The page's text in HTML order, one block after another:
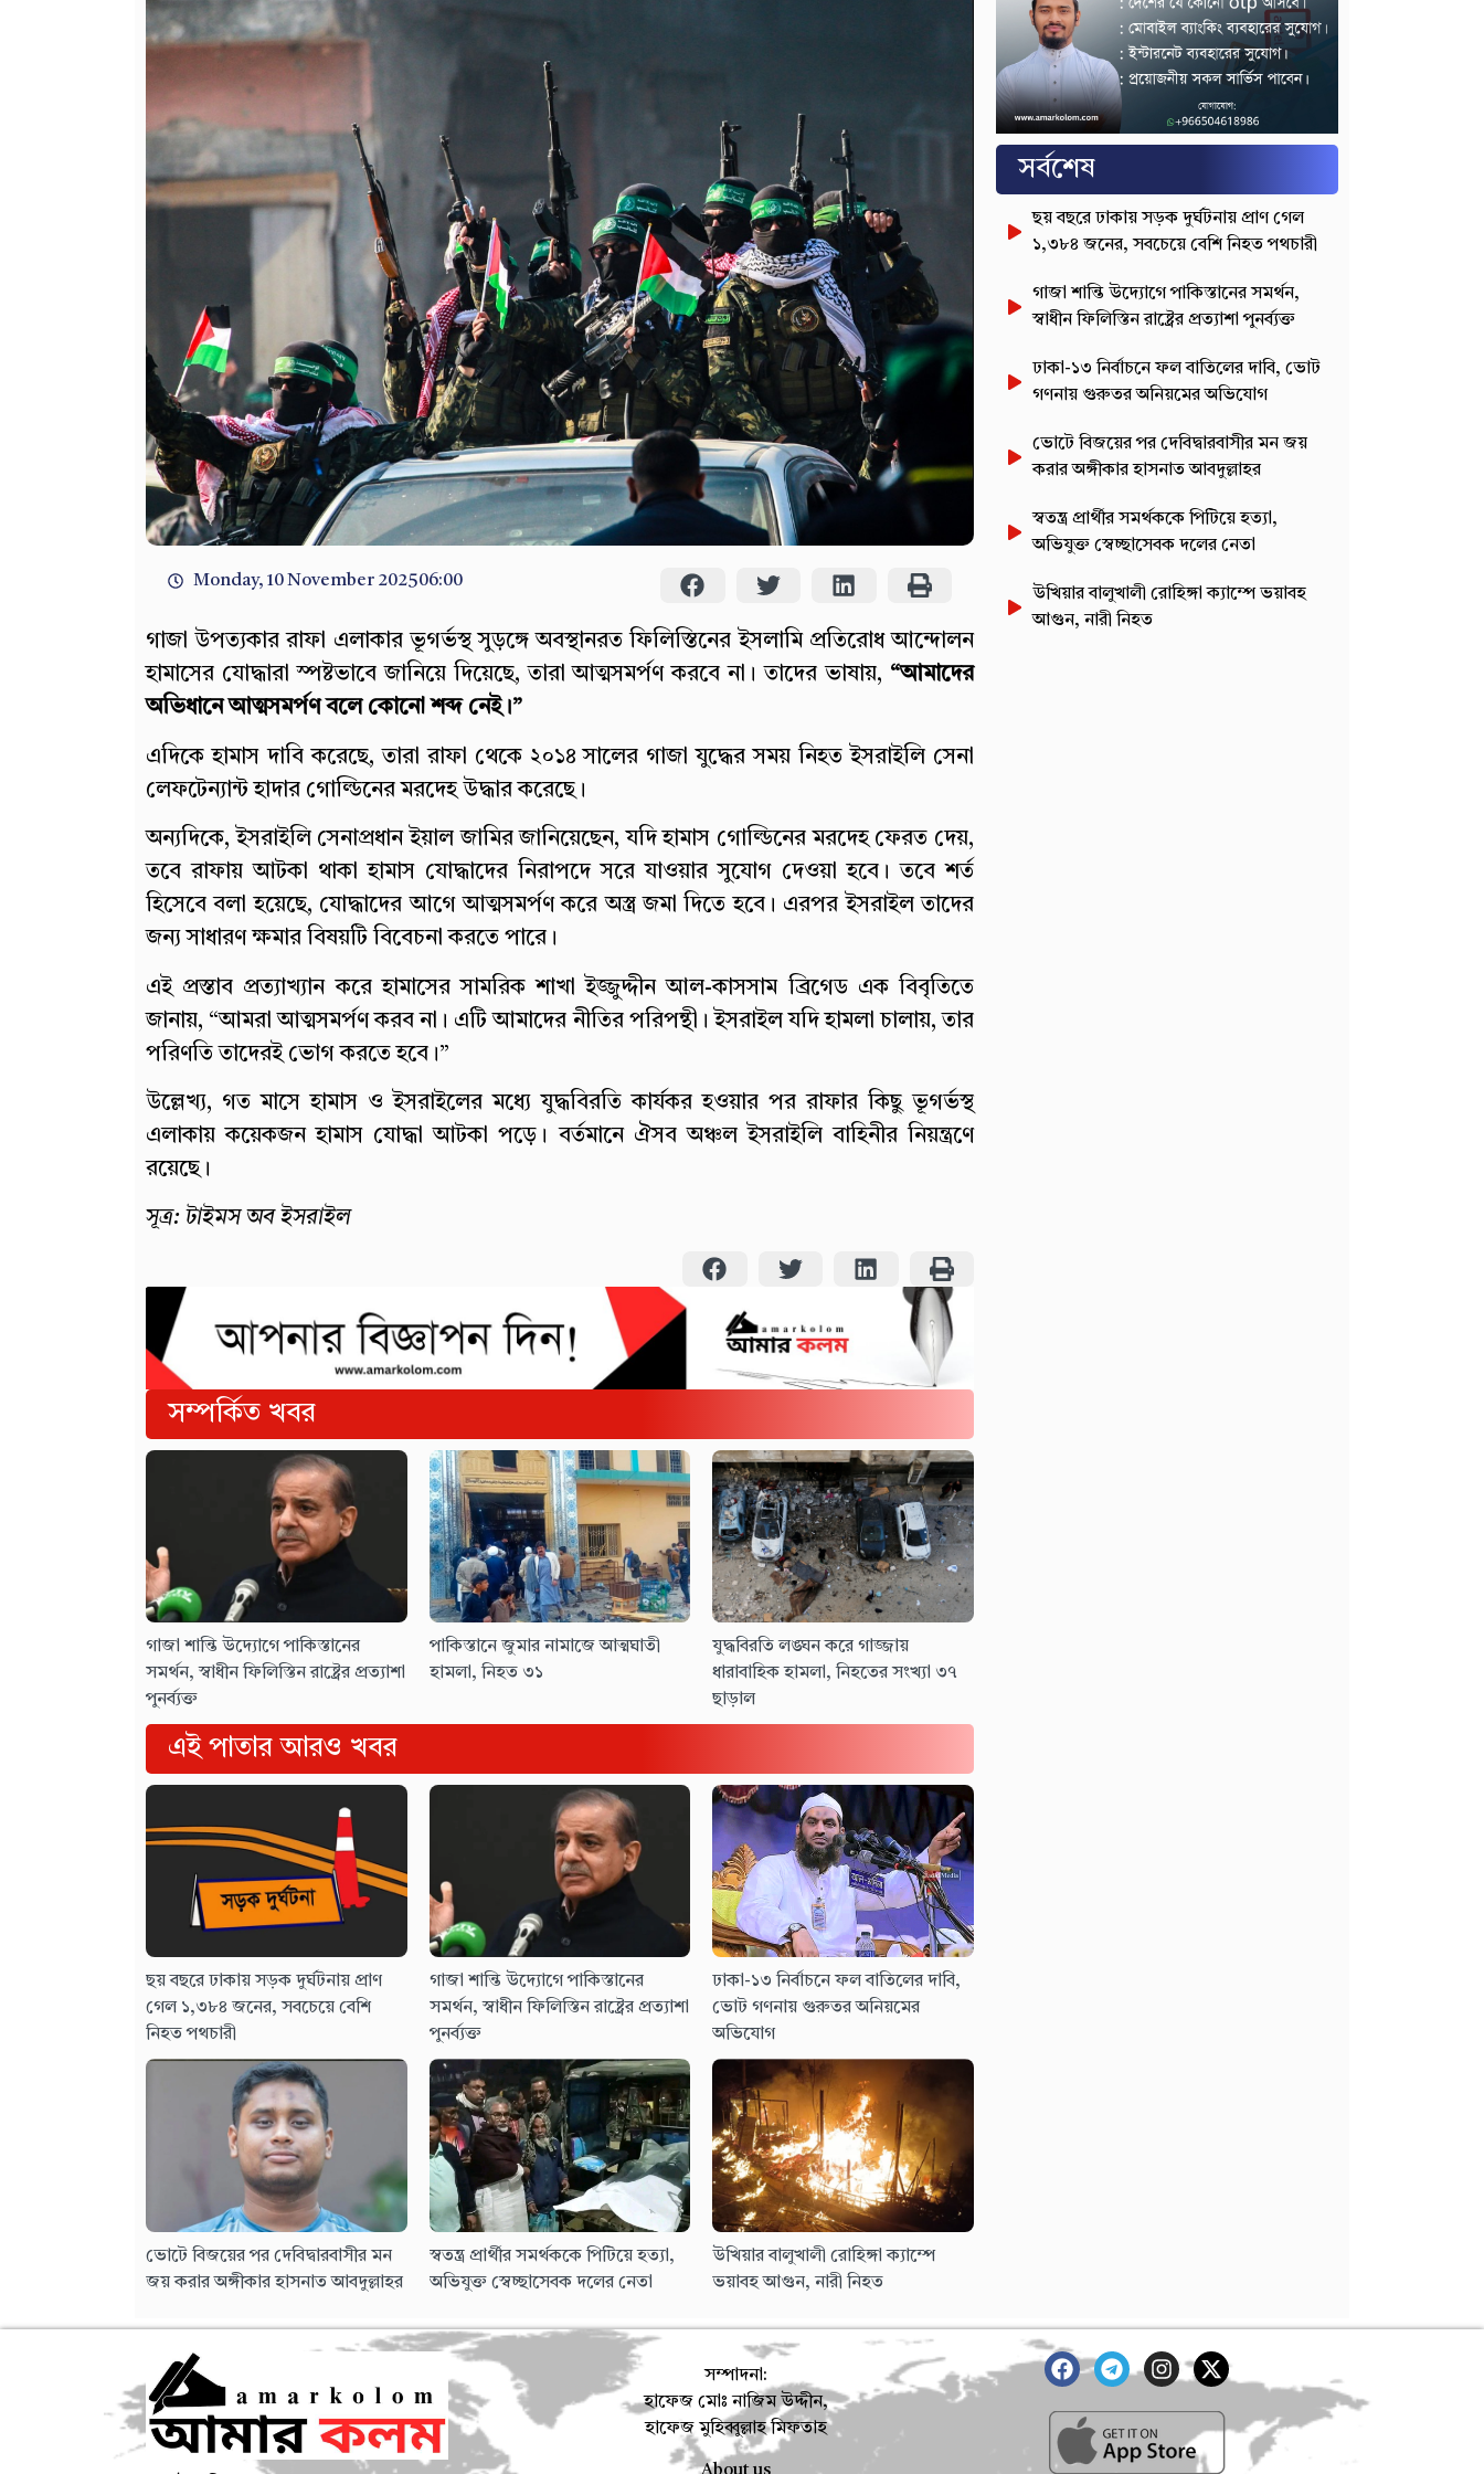
Monday, 10 November 202506:00
গাজা উপত্যকার রাফা এলাকার ভূগর্ভস্থ সুড়ঙ্গে অবস্থানরত ফিলিস্তিনের ইসলামি প্রতিরোধ আন্দোলন
হামাসের যোদ্ধারা স্পষ্টভাবে জানিয়ে দিয়েছে, তারা আত্মসমর্পণ করবে না। তাদের ভাষায়, “আমাদের
অভিধানে আত্মসমর্পণ বলে কোনো শব্দ নেই।”
এদিকে হামাস দাবি করেছে, তারা রাফা থেকে ২০১৪ সালের গাজা যুদ্ধের সময় নিহত ইসরাইলি সেনা
লেফটেন্যান্ট হাদার গোল্ডিনের মরদেহ উদ্ধার করেছে।
অন্যদিকে, ইসরাইলি সেনাপ্রধান ইয়াল জামির জানিয়েছেন, যদি হামাস গোল্ডিনের মরদেহ ফেরত দেয়,
তবে রাফায় আটকা থাকা হামাস যোদ্ধাদের নিরাপদে সরে যাওয়ার সুযোগ দেওয়া হবে। তবে শর্ত
হিসেবে বলা হয়েছে, যোদ্ধাদের আগে আত্মসমর্পণ করে অস্ত্র জমা দিতে হবে। এরপর ইসরাইল তাদের
জন্য সাধারণ ক্ষমার বিষয়টি বিবেচনা করতে পারে।
এই প্রস্তাব প্রত্যাখ্যান করে হামাসের সামরিক শাখা ইজ্জুদ্দীন আল-কাসসাম ব্রিগেড এক বিবৃতিতে
জানায়, “আমরা আত্মসমর্পণ করব না। এটি আমাদের নীতির পরিপন্থী। ইসরাইল যদি হামলা চালায়, তার
পরিণতি তাদেরই ভোগ করতে হবে।”
উল্লেখ্য, গত মাসে হামাস ও ইসরাইলের মধ্যে যুদ্ধবিরতি কার্যকর হওয়ার পর রাফার কিছু ভূগর্ভস্থ
এলাকায় কয়েকজন হামাস যোদ্ধা আটকা পড়ে। বর্তমানে ঐসব অঞ্চল ইসরাইলি বাহিনীর নিয়ন্ত্রণে
রয়েছে।
সূত্র: টাইমস অব ইসরাইল
সম্পর্কিত খবর
গাজা শান্তি উদ্যোগে পাকিস্তানের
সমর্থন, স্বাধীন ফিলিস্তিন রাষ্ট্রের প্রত্যাশা
পুনর্ব্যক্ত
পাকিস্তানে জুমার নামাজে আত্মঘাতী
হামলা, নিহত ৩১
যুদ্ধবিরতি লঙ্ঘন করে গাজ্জায়
ধারাবাহিক হামলা, নিহতের সংখ্যা ৩৭
ছাড়াল
এই পাতার আরও খবর
ছয় বছরে ঢাকায় সড়ক দুর্ঘটনায় প্রাণ
গেল ১,৩৮৪ জনের, সবচেয়ে বেশি
নিহত পথচারী
গাজা শান্তি উদ্যোগে পাকিস্তানের
সমর্থন, স্বাধীন ফিলিস্তিন রাষ্ট্রের প্রত্যাশা
পুনর্ব্যক্ত
ঢাকা-১৩ নির্বাচনে ফল বাতিলের দাবি,
ভোট গণনায় গুরুতর অনিয়মের
অভিযোগ
ভোটে বিজয়ের পর দেবিদ্বারবাসীর মন
জয় করার অঙ্গীকার হাসনাত আবদুল্লাহর
স্বতন্ত্র প্রার্থীর সমর্থককে পিটিয়ে হত্যা,
অভিযুক্ত স্বেচ্ছাসেবক দলের নেতা
উখিয়ার বালুখালী রোহিঙ্গা ক্যাম্পে
ভয়াবহ আগুন, নারী নিহত
সর্বশেষ
ছয় বছরে ঢাকায় সড়ক দুর্ঘটনায় প্রাণ গেল
১,৩৮৪ জনের, সবচেয়ে বেশি নিহত পথচারী
গাজা শান্তি উদ্যোগে পাকিস্তানের সমর্থন,
স্বাধীন ফিলিস্তিন রাষ্ট্রের প্রত্যাশা পুনর্ব্যক্ত
ঢাকা-১৩ নির্বাচনে ফল বাতিলের দাবি, ভোট
গণনায় গুরুতর অনিয়মের অভিযোগ
ভোটে বিজয়ের পর দেবিদ্বারবাসীর মন জয়
করার অঙ্গীকার হাসনাত আবদুল্লাহর
স্বতন্ত্র প্রার্থীর সমর্থককে পিটিয়ে হত্যা,
অভিযুক্ত স্বেচ্ছাসেবক দলের নেতা
উখিয়ার বালুখালী রোহিঙ্গা ক্যাম্পে ভয়াবহ
আগুন, নারী নিহত
সম্পাদনা:
হাফেজ মোঃ নাজিম উদ্দীন,
হাফেজ মুহিব্বুল্লাহ মিফতাহ